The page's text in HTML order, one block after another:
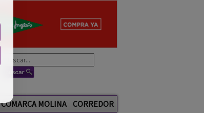
COMARCA MOLINA CORREDOR
TV MEDIA